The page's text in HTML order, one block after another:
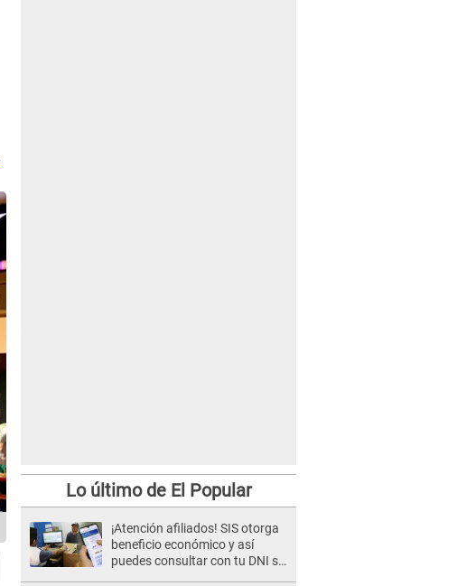
Lo último de El Popular
¡Atención afiliados! SIS otorga
beneficio económico y así
puedes consultar con tu DNI si